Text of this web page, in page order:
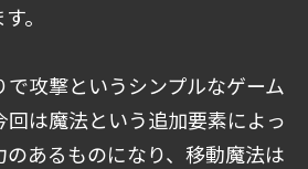
。
攻撃というシンプルなゲーム
回は魔法という追加要素によっ
あるものになり、移動魔法は